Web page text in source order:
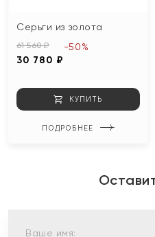
Серьги из золота
61 560 ₽
30 780 ₽
-50%
КУПИТЬ
ПОДРОБНЕЕ
Ваше имя: